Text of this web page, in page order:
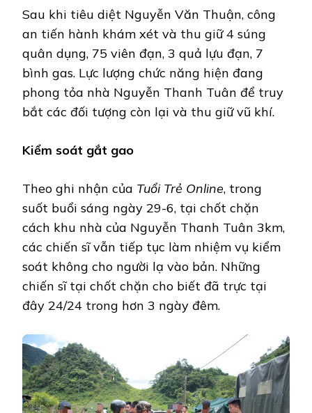
Sau khi tiêu diệt Nguyễn Văn Thuận, công
an tiến hành khám xét và thu giữ 4 súng
quân dụng, 75 viên đạn, 3 quả lựu đạn, 7
bình gas. Lực lượng chức năng hiện đang
phong tỏa nhà Nguyễn Thanh Tuân để truy
bắt các đối tượng còn lại và thu giữ vũ khí.
Kiểm soát gắt gao
Theo ghi nhận của Tuổi Trẻ Online, trong
suốt buổi sáng ngày 29-6, tại chốt chặn
cách khu nhà của Nguyễn Thanh Tuân 3km,
các chiến sĩ vẫn tiếp tục làm nhiệm vụ kiểm
soát không cho người lạ vào bản. Những
chiến sĩ tại chốt chặn cho biết đã trực tại
đây 24/24 trong hơn 3 ngày đêm.